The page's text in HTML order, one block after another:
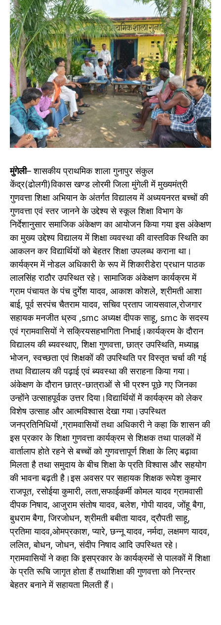
मुंगेली– शासकीय प्राथमिक शाला गुनापुर संकुल
केंद्र(ढोलगी)विकास खण्ड लोरमी जिला मुंगेली में मुख्यमंत्री
गुणवत्ता शिक्षा अभियान के अंतर्गत विद्यालय में अध्ययनरत बच्चों की
गुणवत्ता एवं स्तर जानने के उद्देश्य से स्कूल शिक्षा विभाग के
निर्देशानुसार समाजिक अंकेक्षण का आयोजन किया गया इस अंकेक्षण
का मुख्य उद्देश्य विद्यालय में शिक्षा व्यवस्था की वास्तविक स्थिति का
आकलन कर विद्यार्थियों को बेहतर शिक्षा उपलब्ध कराना था।
कार्यक्रम में नोडल अधिकारी के रूप में शिकारीडेरा प्रधान पाठक
लालसिंह राठौर उपस्थित रहे। सामाजिक अंकेक्षण कार्यक्रम में
ग्राम पंचायत के पंच दुर्गेश यादव, आकाश कोशले, श्रीमती आशा
बाई, पूर्व सरपंच चैतराम यादव, सचिव प्रताप जायसवाल,रोजगार
सहायक मनजीत ध्रुव ,smc अध्यक्ष दीपक साहू, smc के सदस्य
एवं ग्रामवासियों ने सक्रियसहभागिता निभाई।कार्यक्रम के दौरान
विद्यालय की ब्यवस्थाए, शिक्षा गुणवत्ता, छात्र उपस्थिति, मध्याह्न
भोजन, स्वच्छता एवं शिक्षकों की उपस्थिति पर विस्तृत चर्चा की गई
तथा विद्यालय की पढ़ाई एवं ब्यवस्था की सराहना किया गया।
अंकेक्षण के दौरान छात्र-छात्राओं से भी प्रश्न पूछे गए जिनका
उन्होंने उत्साहपूर्वक उत्तर दिया।विद्यार्थियों में कार्यक्रम को लेकर
विशेष उत्साह और आत्मविश्वास देखा गया।उपस्थित
जनप्रतिनिधियों ,ग्रामवासियों तथा अधिकारी ने कहा कि शासन की
इस प्रकार के शिक्षा गुणवत्ता कार्यक्रम से शिक्षक तथा पालकों में
वार्तालाप होते रहने से बच्चों को गुणवत्तापूर्ण शिक्षा के लिए बढ़ावा
मिलता है तथा समुदाय के बीच शिक्षा के प्रति विश्वास और सहयोग
की भावना बढ़ती है।इस अवसर पर सहायक शिक्षक रूपेश कुमार
राजपूत, रसोईया कुमारी, लता,सफाईकर्मी कोमल यादव ग्रामवासी
दीपक निषाद, आजुराम संतोष यादव, बलेश, गोपी यादव, जोंहू बैगा,
बुधराम बैगा, जिरजोधन, श्रीमती बबीता यादव, द्रौपती साहू,
प्रतिमा यादव,ओमप्रकाश, प्यारे, छन्नू यादव, नर्मदा, लक्षमण यादव,
ललित, बोधन, जोधन, संदीप निषाद आदि उपस्थित रहे।
ग्रामवासियों ने कहा कि इसप्रकार के कार्यक्रमों से पालकों में शिक्षा
के प्रति रूचि जागृत होता हैं तथाशिक्षा की गुणवत्ता को निरन्तर
बेहतर बनाने में सहायता मिलती हैं।